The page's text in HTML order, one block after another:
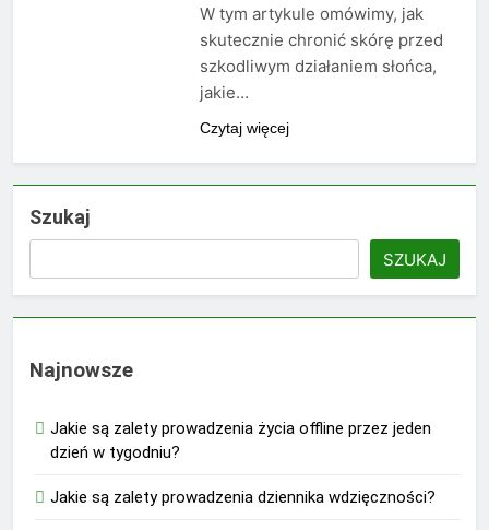
W tym artykule omówimy, jak
skutecznie chronić skórę przed
szkodliwym działaniem słońca,
jakie…
Czytaj więcej
Szukaj
SZUKAJ
Najnowsze
Jakie są zalety prowadzenia życia offline przez jeden
dzień w tygodniu?
Jakie są zalety prowadzenia dziennika wdzięczności?